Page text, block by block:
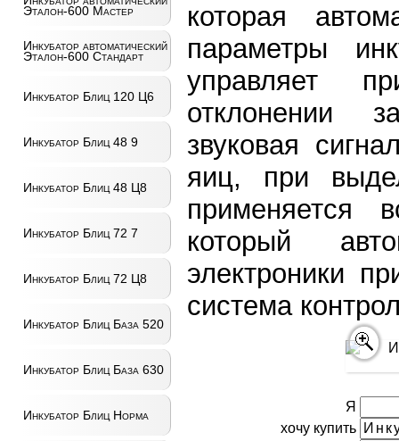
Эталон-600 Мастер
Инкубатор автоматический
Эталон-600 Стандарт
Инкубатор Блиц 120 Ц6
Инкубатор Блиц 48 9
Инкубатор Блиц 48 Ц8
Инкубатор Блиц 72 7
Инкубатор Блиц 72 Ц8
Инкубатор Блиц База 520
Инкубатор Блиц База 630
Инкубатор Блиц Норма
которая
параметры
управляет
отклонении
звуковая
яиц, при
применяется
который
электроники
система
Я
хочу купить